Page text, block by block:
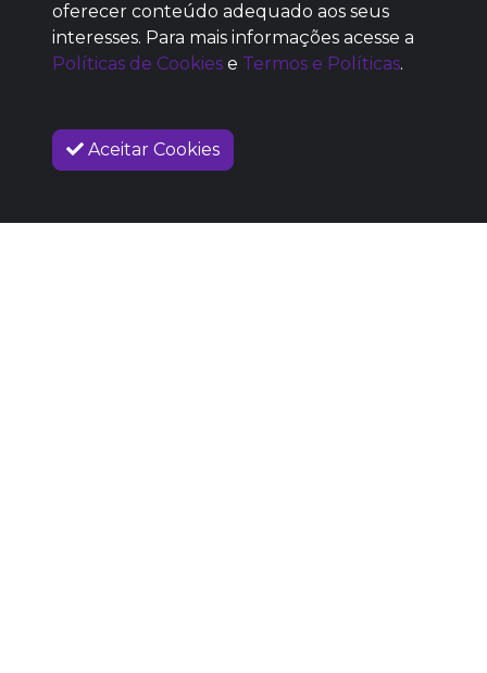
SEM REPUTAÇÃO
DEFINIDA
oferecer conteúdo adequado aos seus
interesses. Para mais informações acesse a
Políticas de Cookies e Termos e Políticas.
Aceitar Cookies